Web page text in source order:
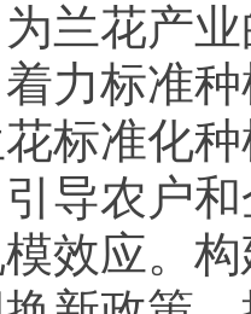
兰花产
标准种
准化种
导农户
效应。